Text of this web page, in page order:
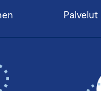
Palvelut